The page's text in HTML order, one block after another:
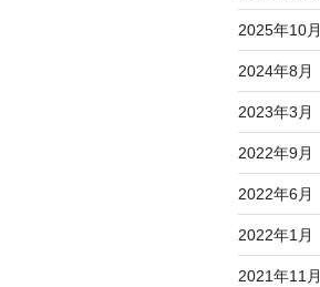
2025年10月
2024年8月
2023年3月
2022年9月
2022年6月
2022年1月
2021年11月